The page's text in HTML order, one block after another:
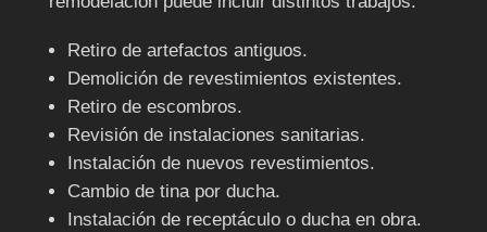
Retiro de artefactos antiguos.
Demolición de revestimientos existentes.
Retiro de escombros.
Revisión de instalaciones sanitarias.
Instalación de nuevos revestimientos.
Cambio de tina por ducha.
Instalación de receptáculo o ducha en obra.